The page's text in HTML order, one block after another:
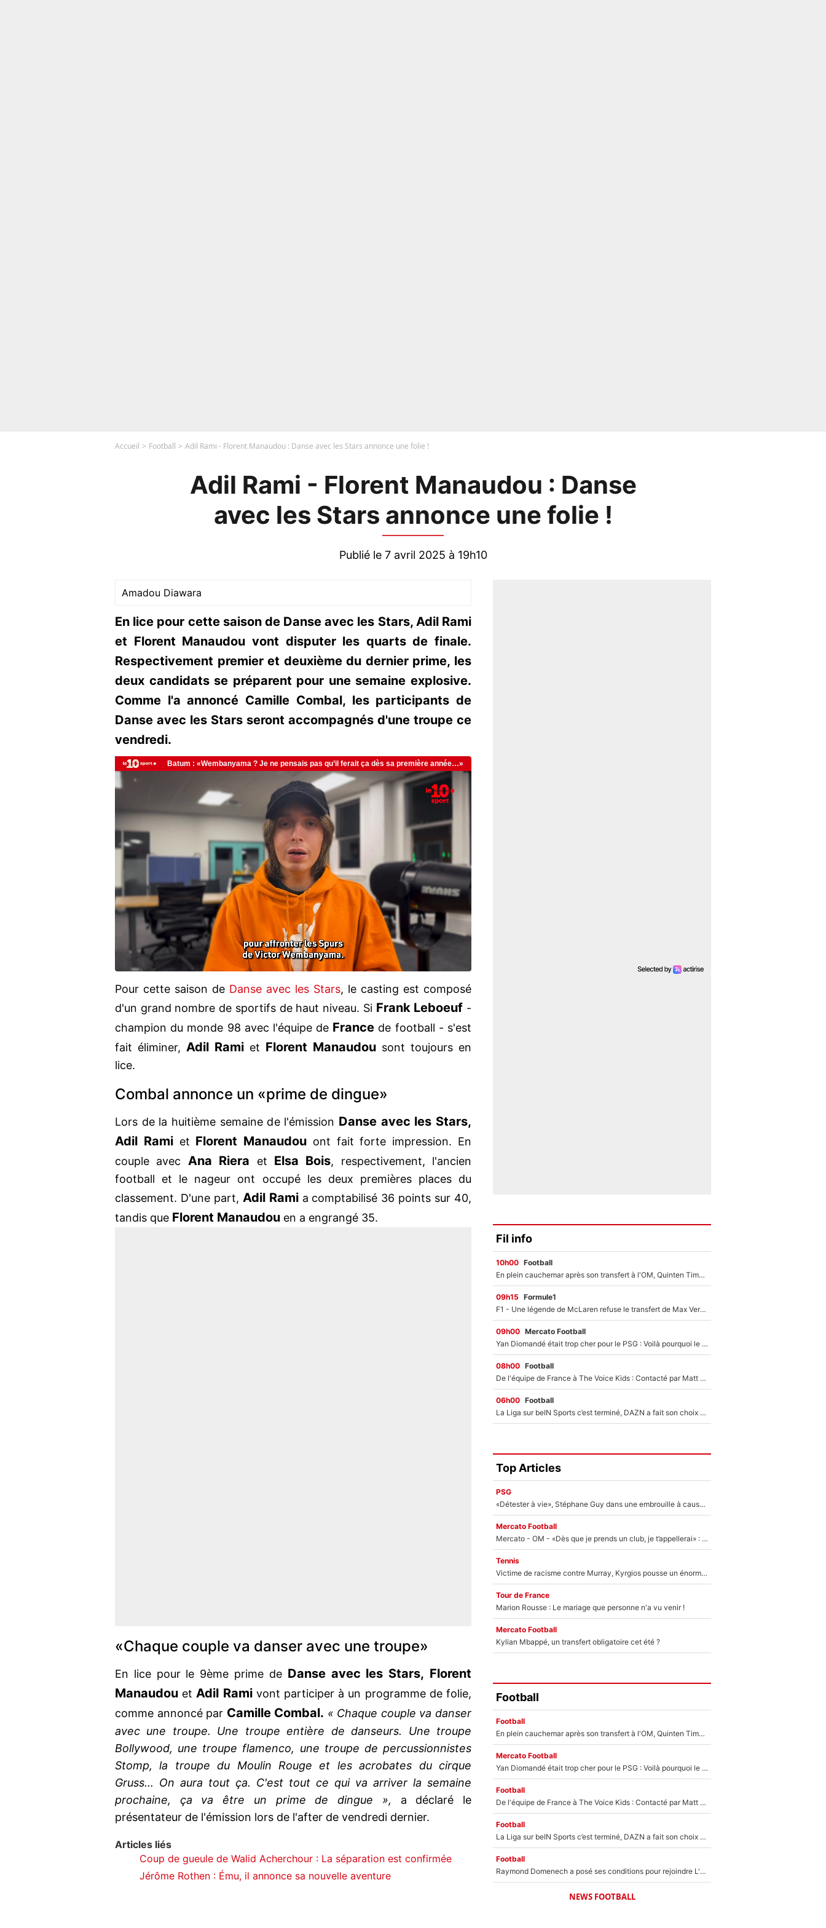
Accueil Football Adil Rami - Florent Manaudou : Danse avec les Stars annonce une folie !
Adil Rami - Florent Manaudou : Danse
avec les Stars annonce une folie !
Publié le 7 avril 2025 à 19h10
Amadou Diawara
En lice pour cette saison de Danse avec les Stars, Adil Rami
et Florent Manaudou vont disputer les quarts de finale.
Respectivement premier et deuxième du dernier prime, les
deux candidats se préparent pour une semaine explosive.
Comme l'a annoncé Camille Combal, les participants de
Danse avec les Stars seront accompagnés d'une troupe ce
vendredi.
Pour cette saison de Danse avec les Stars, le casting est composé
d'un grand nombre de sportifs de haut niveau. Si Frank Leboeuf -
champion du monde 98 avec l'équipe de France de football - s'est
fait éliminer, Adil Rami et Florent Manaudou sont toujours en
lice.
Combal annonce un «prime de dingue»
Lors de la huitième semaine de l'émission Danse avec les Stars,
Adil Rami et Florent Manaudou ont fait forte impression. En
couple avec Ana Riera et Elsa Bois, respectivement, l'ancien
football et le nageur ont occupé les deux premières places du
classement. D'une part, Adil Rami a comptabilisé 36 points sur 40,
tandis que Florent Manaudou en a engrangé 35.
«Chaque couple va danser avec une troupe»
En lice pour le 9ème prime de Danse avec les Stars, Florent
Manaudou etAdil Rami vont participer à un programme de folie,
comme annoncé par Camille Combal. « Chaque couple va danser
avec une troupe. Une troupe entière de danseurs. Une troupe
Bollywood, une troupe flamenco, une troupe de percussionnistes
Stomp, la troupe du Moulin Rouge et les acrobates du cirque
Gruss... On aura tout ça. C'est tout ce qui va arriver la semaine
prochaine, ça va être un prime de dingue », a déclaré le
présentateur de l'émission lors de l'after de vendredi dernier.
Articles liés
Coup de gueule de Walid Acherchour : La séparation est confirmée
Jérôme Rothen : Ému, il annonce sa nouvelle aventure
Fil info
10h00 Football
En plein cauchemar après son transfert à l'OM, Quinten Timber raconte ses doutes après sa signature à Marseille
09h15 Formule1
F1 - Une légende de McLaren refuse le transfert de Max Verstappen qui pourrait «faire des vagues» et plomber l'ambiance dans l'équipe
09h00 Mercato Football
Yan Diomandé était trop cher pour le PSG : Voilà pourquoi le Real Madrid a accepté de payer la somme record de 140M€ pour boucler son transfert !
08h00 Football
De l'équipe de France à The Voice Kids : Contacté par Matt Pokora, Kylian Mbappé a accepté de jouer un rôle inédit sur TF1 !
06h00 Football
La Liga sur beIN Sports c’est terminé, DAZN a fait son choix pour Benjamin Da Silva et Omar Da Fonseca !
Top Articles
PSG
«Détester à vie», Stéphane Guy dans une embrouille à cause du PSG !
Mercato Football
Mercato - OM - «Dès que je prends un club, je t’appellerai» : La promesse de Marcelino au moment de claquer la porte
Tennis
Victime de racisme contre Murray, Kyrgios pousse un énorme coup de gueule !
Tour de France
Marion Rousse : Le mariage que personne n'a vu venir !
Mercato Football
Kylian Mbappé, un transfert obligatoire cet été ?
Football
Football
En plein cauchemar après son transfert à l'OM, Quinten Timber raconte ses doutes après sa signature à Marseille
Mercato Football
Yan Diomandé était trop cher pour le PSG : Voilà pourquoi le Real Madrid a accepté de payer la somme record de 140M€ pour boucler son transfert !
Football
De l'équipe de France à The Voice Kids : Contacté par Matt Pokora, Kylian Mbappé a accepté de jouer un rôle inédit sur TF1 !
Football
La Liga sur beIN Sports c’est terminé, DAZN a fait son choix pour Benjamin Da Silva et Omar Da Fonseca !
Football
Raymond Domenech a posé ses conditions pour rejoindre L'EQUIPE du Soir : Il refuse de faire l'émission avec un autre chroniqueur !
NEWS FOOTBALL